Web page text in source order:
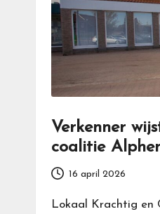
Verkenner
coalitie
16 april 2026
Lokaal Krachtig en